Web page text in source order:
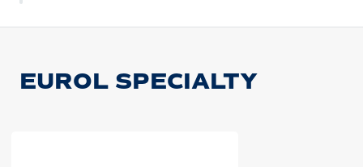
EUROL SPECIALTY